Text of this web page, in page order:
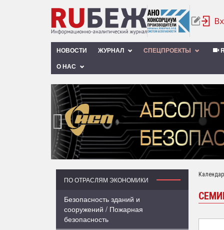
НОВОСТИ ЖУРНАЛ СПЕЦПРОЕКТЫ
О НАС
‹
ПО ОТРАСЛЯМ ЭКОНОМИКИ
Безопасность зданий и
сооружений / Пожарная
безопасность